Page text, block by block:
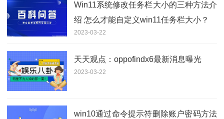
Win11系统修改任务栏大小的三种方法介
绍 怎么才能自定义win11任务栏大小？
2023-03-22
天天观点：oppofindx6最新消息曝光
2023-03-22
win10通过命令提示符删除账户密码方法